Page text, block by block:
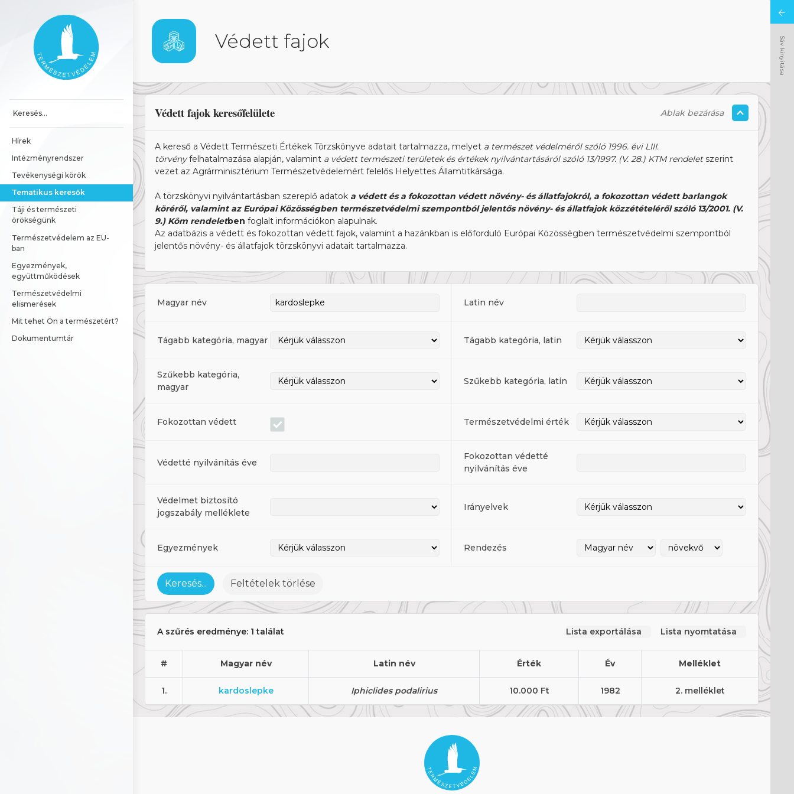
Főoldal
Hírek
Intézményrendszer
Tevékenységi körök
Tematikus keresők
Táji és természeti
örökségünk
Természetvédelem az EU-
ban
Egyezmények,
együttműködések
Természetvédelmi
elismerések
Mit tehet Ön a természetért?
Dokumentumtár
Védett fajok
Védett fajok keresőfelülete Ablak bezárása
A kereső a Védett Természeti Értékek Törzskönyve adatait tartalmazza, melyet a természet védelméről szóló 1996. évi LIII.
törvényfelhatalmazása alapján, valamint a védett természeti területek és értékek nyilvántartásáról szóló 13/1997. (V. 28.) KTM rendeletszerint
vezet az Agrárminisztérium Természetvédelemért felelős Helyettes Államtitkársága.
A törzskönyvi nyilvántartásban szereplő adatok a védett és a fokozottan védett növény- és állatfajokról, a fokozottan védett barlangok
köréről, valamint az Európai Közösségben természetvédelmi szempontból jelentős növény- és állatfajok közzétételéről szóló 13/2001. (V.
9.) Köm rendeletben foglalt információkon alapulnak.
Az adatbázis a védett és fokozottan védett fajok, valamint a hazánkban is előforduló Európai Közösségben természetvédelmi szempontból
jelentős növény- és állatfajok törzskönyvi adatait tartalmazza.
Magyar név Latin név
Tágabb kategória, magyar Tágabb kategória, latin
Szűkebb kategória,
magyar
Szűkebb kategória, latin
Fokozottan védett Természetvédelmi érték
Védetté nyilvánítás éve
Fokozottan védetté
nyilvánítás éve
Védelmet biztosító
jogszabály melléklete
Irányelvek
Egyezmények Rendezés
Keresés... Feltételek törlése
A szűrés eredménye: 1 találat Lista exportálása Lista nyomtatása
# Magyar név Latin név Érték Év Melléklet
1. kardoslepke Iphiclides podalirius 10.000 Ft 1982 2. melléklet
Sáv kinyitása